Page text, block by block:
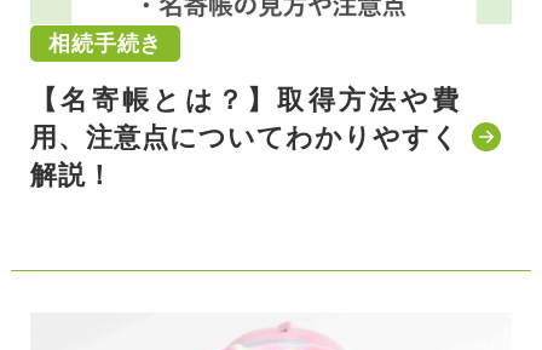
相続手続き
【名寄帳とは？】取得方法や費
用、注意点についてわかりやすく
解説！